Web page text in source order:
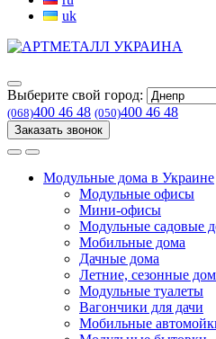
uk
Выберите свой город:
(068)400 46 48 (050)400 46 48
Заказать звонок
Модульные дома в Украине
Модульные офисы
Мини-офисы
Модульные садовые
Мобильные дома
Дачные дома
Летние, сезонные
Модульные туалеты
Вагончики для дачи
Мобильные